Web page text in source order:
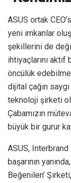
ASUS ortak
yeni imkanlar
şekillerini de
ihtiyaçlarını
öncülük
dijital çağın
teknoloji şirketi
Çabamızın
büyük bir gurur
ASUS,
başarının
Beğenilen’